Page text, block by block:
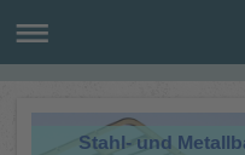
Stahl- und